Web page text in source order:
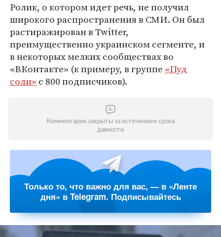
Ролик, о котором идет речь, не получил
широкого распространения в СМИ. Он был
растиражирован в Twitter,
преимущественно украинском сегменте, и
в некоторых мелких сообществах во
«ВКонтакте» (к примеру, в группе «Пуд
соли» с 800 подписчиков).
Комментарии закрыты за истечением срока
давности
Только то, что важно для вас, — в «Ленте
дня» в Telegram. Подписывайтесь